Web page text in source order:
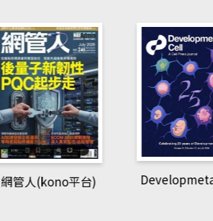
Developmetal cell
Pattern